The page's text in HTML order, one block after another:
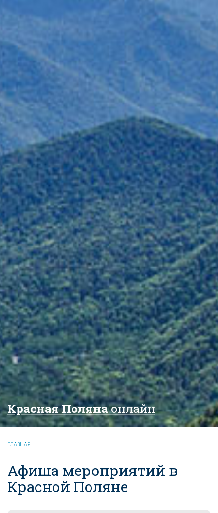
Красная Полянаонлайн
ГЛАВНАЯ
Афиша мероприятий в
Красной Поляне